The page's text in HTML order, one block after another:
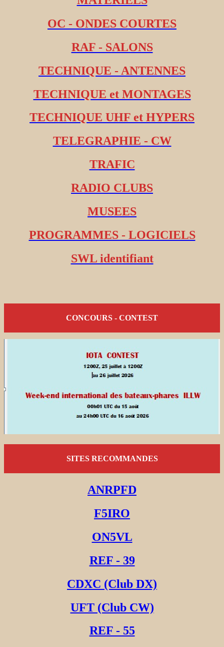
OC - ONDES COURTES
RAF - SALONS
TECHNIQUE - ANTENNES
TECHNIQUE et MONTAGES
TECHNIQUE UHF et HYPERS
TELEGRAPHIE - CW
TRAFIC
RADIO CLUBS
MUSEES
PROGRAMMES - LOGICIELS
SWL identifiant
CONCOURS - CONTEST
SITES RECOMMANDES
ANRPFD
F5IRO
ON5VL
REF - 39
CDXC (Club DX)
UFT (Club CW)
REF - 55